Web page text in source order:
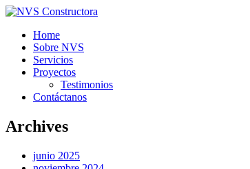
Home
Sobre NVS
Servicios
Proyectos
Testimonios
Contáctanos
Archives
junio 2025